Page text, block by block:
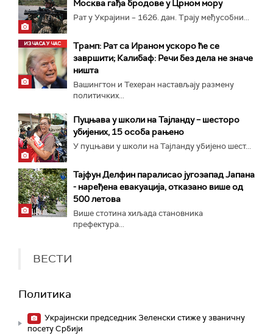
Москва гађа бродове у Црном мору
Рат у Украјини – 1626. дан. Трају међусобни...
Трамп: Рат са Ираном ускоро ће се
завршити; Калибаф: Речи без дела не значе
ништа
Вашингтон и Техеран настављају размену
политичких...
Пуцњава у школи на Тајланду – шесторо
убијених, 15 особа рањено
У пуцњави у школи на Тајланду убијено шест...
Тајфун Делфин паралисао југозапад Јапана
- наређена евакуација, отказано више од
500 летова
Више стотина хиљада становника
префектура...
ВЕСТИ
Политика
Украјински председник Зеленски стиже у званичну
посету Србији